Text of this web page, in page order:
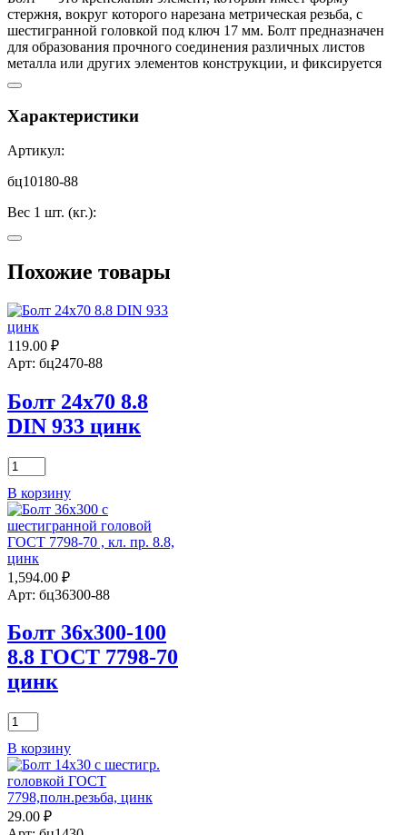
стержня, вокруг которого нарезана метрическая резьба, с
шестигранной головкой под ключ 17 мм. Болт предназначен
для образования прочного соединения различных листов
металла или других элементов конструкции, и фиксируется
он с помощью гайки, которая дожимается гаечным ключом.
используют в соединениях конструкций, на которые
планируется повышенная вибронагрузка. Изготовлен из
углеродистой стали и оцинкован по стандарту DIN933.
Покрытие предохраняет крепления от коррозии, ржавления и
других разрушительных факторов, особенно если болтовое
соединение находится в агрессивной среде
Характеристики
Артикул:
бц10180-88
Вес 1 шт. (кг.):
0,1014
Вес 1000 шт. (кг.):
101,40
Высота головки (k):
6,4
Диаметр болта (d):
10
Диаметр резьбы (D):
10
Длина (L):?
180
Длина резьбы (b):
Количество штук в 1 кг.:
9,86
Шаг резьбы:
1,5
DIN:?
Похожие товары
119.00 ₽
Арт: бц2470-88
Болт 24х70 8.8
DIN 933 цинк
Количество
товара
Болт
24х70
8.8
DIN
933
цинк
В корзину
1,594.00 ₽
Арт: бц36300-88
Болт 36х300-100
8.8 ГОСТ 7798-70
цинк
Количество
товара
Болт
36х300-
100
8.8
ГОСТ
В корзину
29.00 ₽